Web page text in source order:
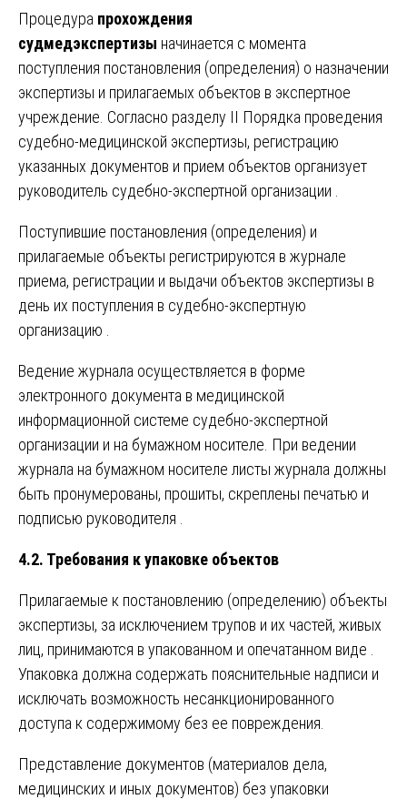
Процедура прохождения
судмедэкспертизы начинается с момента
поступления постановления (определения) о назначении
экспертизы и прилагаемых объектов в экспертное
учреждение. Согласно разделу II Порядка проведения
судебно-медицинской экспертизы, регистрацию
указанных документов и прием объектов организует
руководитель судебно-экспертной организации .
Поступившие постановления (определения) и
прилагаемые объекты регистрируются в журнале
приема, регистрации и выдачи объектов экспертизы в
день их поступления в судебно-экспертную
организацию .
Ведение журнала осуществляется в форме
электронного документа в медицинской
информационной системе судебно-экспертной
организации и на бумажном носителе. При ведении
журнала на бумажном носителе листы журнала должны
быть пронумерованы, прошиты, скреплены печатью и
подписью руководителя .
4.2. Требования к упаковке объектов
Прилагаемые к постановлению (определению) объекты
экспертизы, за исключением трупов и их частей, живых
лиц, принимаются в упакованном и опечатанном виде .
Упаковка должна содержать пояснительные надписи и
исключать возможность несанкционированного
доступа к содержимому без ее повреждения.
Представление документов (материалов дела,
медицинских и иных документов) без упаковки